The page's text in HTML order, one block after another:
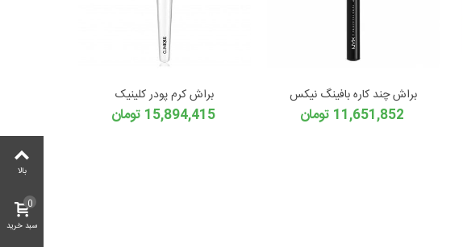
براش کرم پودر کلینیک
15,894,415 تومان
براش چند کاره بافینگ نیکس
11,651,852 تومان
بالا
سبد خرید
0